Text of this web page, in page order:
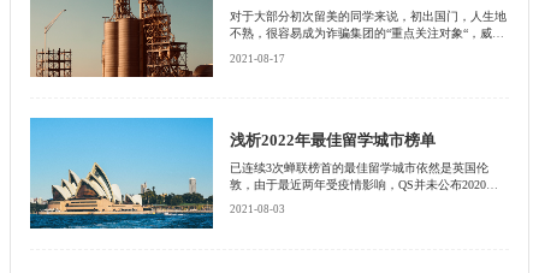
对于大部分初次留美的同学来说，初出国门，人生地
不熟，很容易成为诈骗集团的“重点关注对象“，威胁
骗功课十分必要，本期文章将为大家介绍三个要点，
2021-08-17
浅析2022年最佳留学城市榜单
已连续3次蝉联榜首的最佳留学城市依然是英国伦
敦，由于最近两年受疫情影响，QS并未公布2020年
2021-08-03